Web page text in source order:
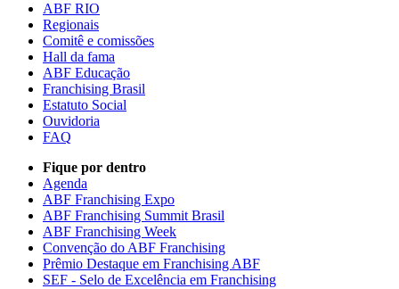
ABF RIO
Regionais
Comitê e comissões
Hall da fama
ABF Educação
Franchising Brasil
Estatuto Social
Ouvidoria
FAQ
Fique por dentro
Agenda
ABF Franchising Expo
ABF Franchising Summit Brasil
ABF Franchising Week
Convenção do ABF Franchising
Prêmio Destaque em Franchising ABF
SEF - Selo de Excelência em Franchising